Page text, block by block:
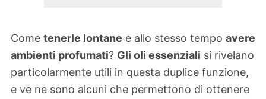
Come tenerle lontane e allo stesso tempo avere
ambienti profumati? Gli oli essenziali si rivelano
particolarmente utili in questa duplice funzione,
e ve ne sono alcuni che permettono di ottenere